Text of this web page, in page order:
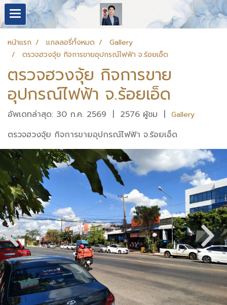
หน้าแรก แกลลอรี่ทั้งหมด
Gallery
ตรวจฮวงจุ้ย กิจการขายอุปกรณ์ไฟฟ้า จ.ร้อยเอ็ด
ตรวจฮวงจุ้ย กิจการขาย
อุปกรณ์ไฟฟ้า จ.ร้อยเอ็ด
อัพเดทล่าสุด: 30 ก.ค. 2569 | 2576 ผู้ชม | Gallery
ตรวจฮวงจุ้ย กิจการขายอุปกรณ์ไฟฟ้า จ.ร้อยเอ็ด